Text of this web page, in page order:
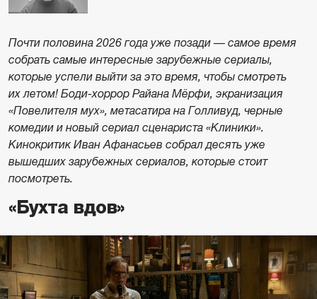
Почти половина 2026 года уже позади — самое время
собрать самые интересные зарубежные сериалы,
которые успели выйти за это время, чтобы смотреть
их летом! Боди-хоррор Райана Мёрфи, экранизация
«Повелителя мух», метасатира на Голливуд, черные
комедии и новый сериал сценариста «Клиники».
Кинокритик Иван Афанасьев собрал десять уже
вышедших зарубежных сериалов, которые стоит
посмотреть.
«Бухта вдов»